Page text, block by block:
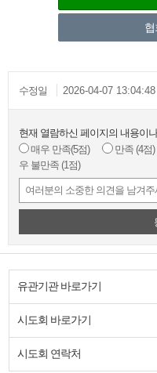
수정일 2026-04-07 13:04:48
현재 열람하신 페이지의 내용이
매우 만족(5점) 만족 (4점)
우 불만족 (1점)
유관기관 바로가기
시도회 바로가기
시도회 연락처